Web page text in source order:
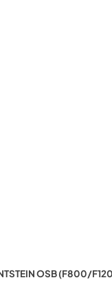
OSB (F800/